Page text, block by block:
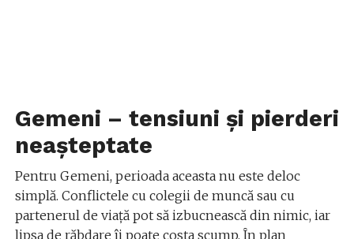
Gemeni – tensiuni și pierderi
neașteptate
Pentru Gemeni, perioada aceasta nu este deloc
simplă. Conflictele cu colegii de muncă sau cu
partenerul de viață pot să izbucnească din nimic, iar
lipsa de răbdare îi poate costa scump. În plan